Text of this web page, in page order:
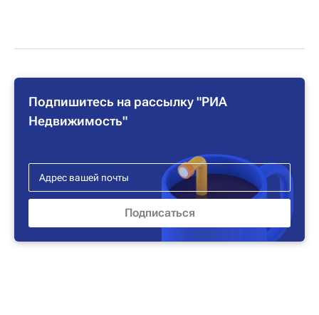
Подпишитесь на рассылку "РИА
Недвижимость"